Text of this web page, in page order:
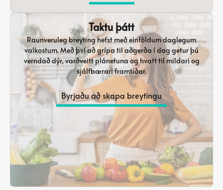
Taktu þátt
Raunveruleg breyting hefst með einföldum daglegum
valkostum. Með því að grípa til aðgerða í dag getur þú
verndað dýr, varðveitt plánetuna og hvatt til mildari og
sjálfbærari framtíðar.
Byrjaðu að skapa breytingu